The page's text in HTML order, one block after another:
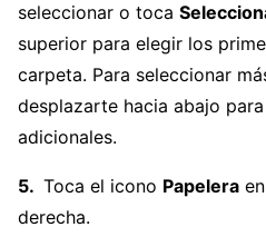
seleccionar o toca
superior para elegir los
carpeta. Para seleccionar
desplazarte hacia abajo
adicionales.
Toca el icono Papelera
derecha.